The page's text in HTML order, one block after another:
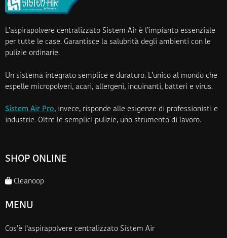
L’aspirapolvere centralizzato Sistem Air è l’impianto essenziale
per tutte le case. Garantisce la salubrità degli ambienti con le
pulizie ordinarie.
Un sistema integrato semplice e duraturo. L’unico al mondo che
espelle micropolveri, acari, allergeni, inquinanti, batteri e virus.
Sistem Air Pro, invece, risponde alle esigenze di professionisti e
industrie. Oltre le semplici pulizie, uno strumento di lavoro.
SHOP ONLINE
Cleanoop
MENU
Cos’è l’aspirapolvere centralizzato Sistem Air